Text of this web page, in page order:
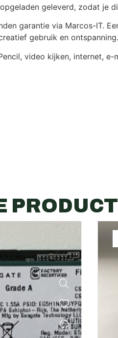
geleverd, zodat je
garantie via Marcos-IT.
gebruik en ontspanning.
video kijken, internet, e-